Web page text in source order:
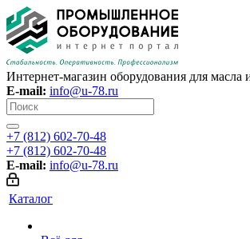
Интернет-магазин оборудования для масла
E-mail: info@u-78.ru
+7 (812) 602-70-48
+7 (812) 602-70-48
E-mail: info@u-78.ru
Каталог